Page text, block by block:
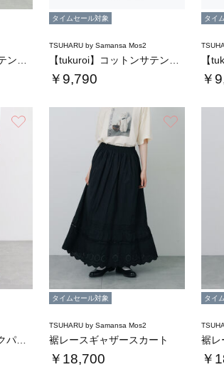
タイムセール対象
TSUHARU by Samansa Mos2
￥9,790
タイ
￥
タイムセール対象
TSUHARU by Samansa Mos2
裾レースギャザースカート
￥18,700
タイ
裾レ
￥